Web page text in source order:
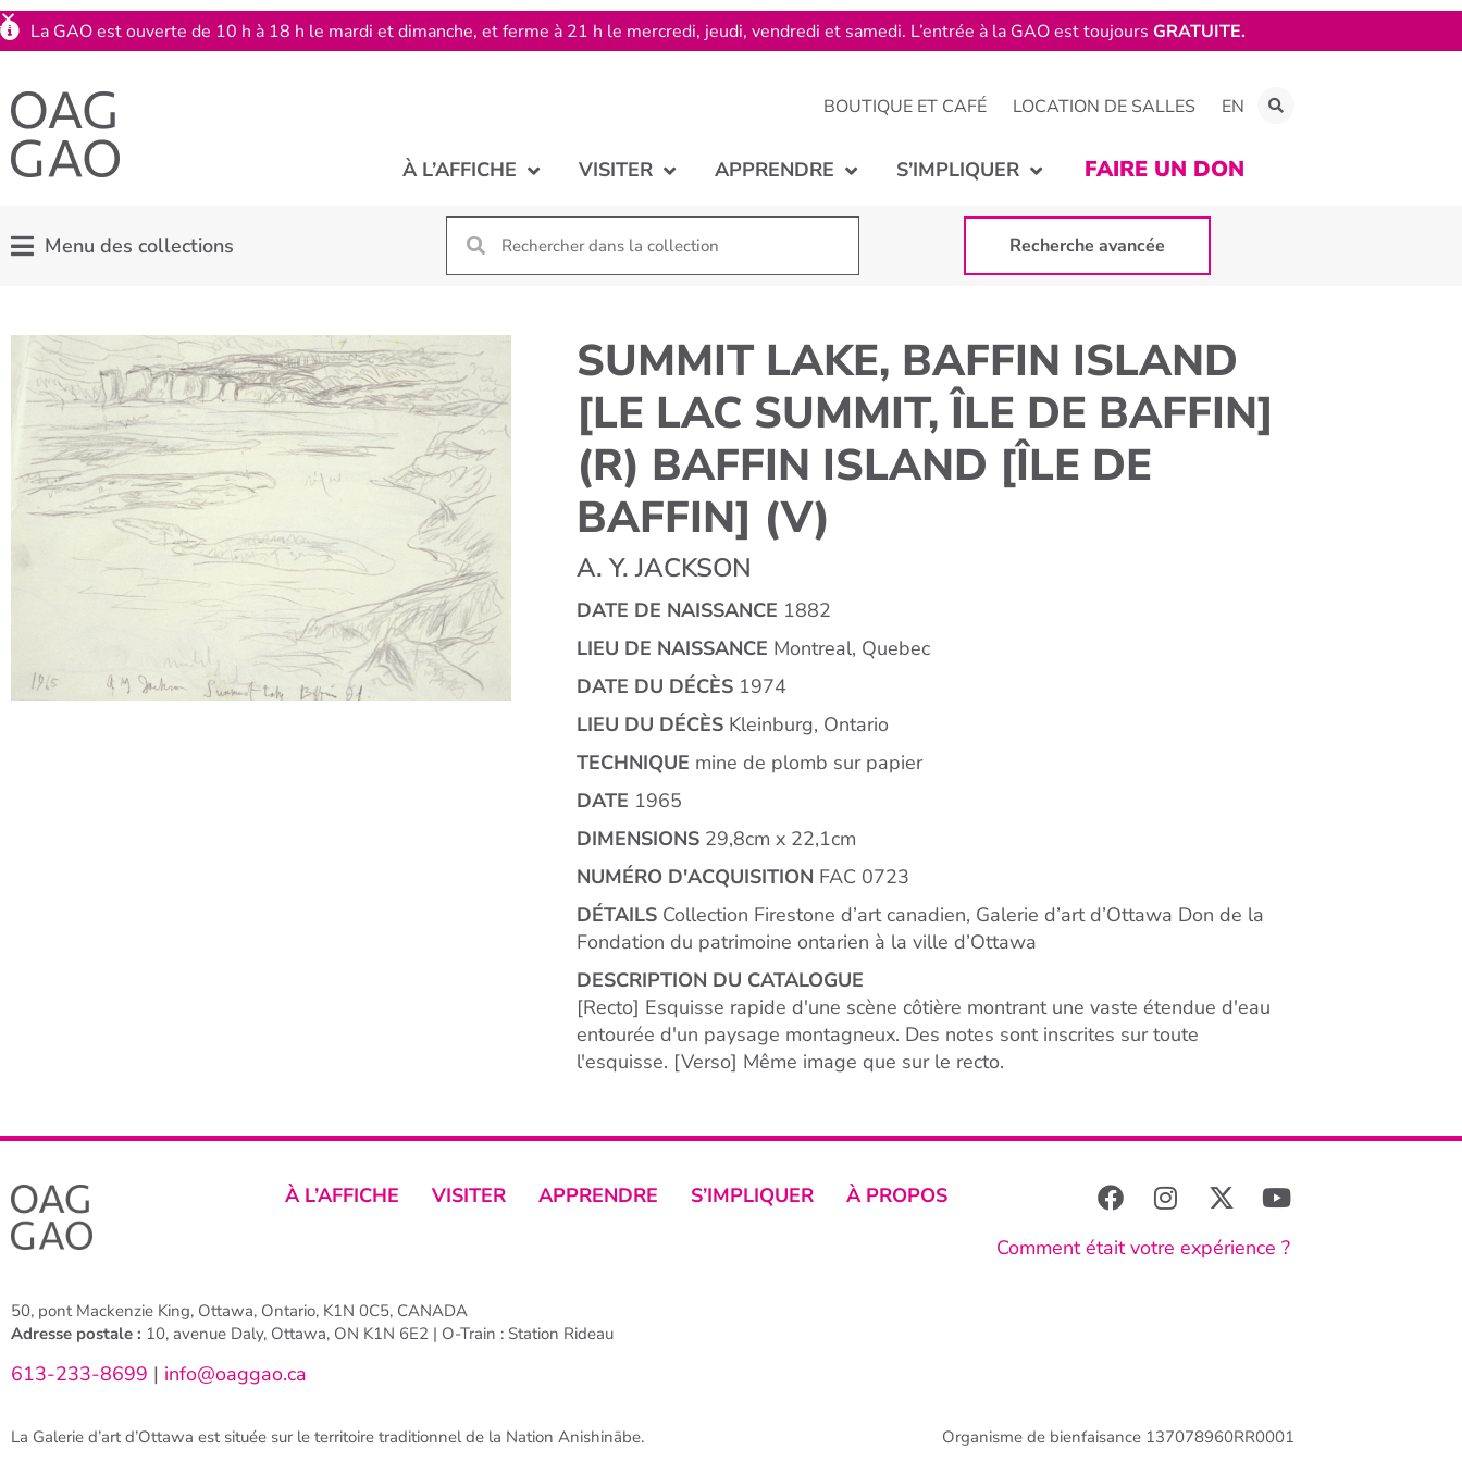
BOUTIQUE ET CAFÉ LOCATION DE SALLES EN
À L’AFFICHE VISITER APPRENDRE S’IMPLIQUER FAIRE UN DON
Menu des collections Recherche avancée
SUMMIT LAKE, BAFFIN ISLAND
[LE LAC SUMMIT, ÎLE DE BAFFIN]
(R) BAFFIN ISLAND [ÎLE DE
BAFFIN] (V)
A. Y. JACKSON
DATE DE NAISSANCE 1882
LIEU DE NAISSANCE Montreal, Quebec
DATE DU DÉCÈS 1974
LIEU DU DÉCÈS Kleinburg, Ontario
TECHNIQUE mine de plomb sur papier
DATE 1965
DIMENSIONS 29,8cm x 22,1cm
NUMÉRO D'ACQUISITION FAC 0723
DÉTAILS Collection Firestone d’art canadien, Galerie d’art d’Ottawa Don de la
Fondation du patrimoine ontarien à la ville d’Ottawa
DESCRIPTION DU CATALOGUE
[Recto] Esquisse rapide d'une scène côtière montrant une vaste étendue d'eau
entourée d'un paysage montagneux. Des notes sont inscrites sur toute
l'esquisse. [Verso] Même image que sur le recto.
À L’AFFICHE VISITER APPRENDRE S’IMPLIQUER
À PROPOS
Comment était votre expérience ?
50, pont Mackenzie King, Ottawa, Ontario, K1N 0C5, CANADA
Adresse postale : 10, avenue Daly, Ottawa, ON K1N 6E2 | O-Train : Station Rideau
613-233-8699 | info@oaggao.ca
La Galerie d’art d’Ottawa est située sur le territoire traditionnel de la Nation Anishinābe. Organisme de bienfaisance 137078960RR0001
La GAO est ouverte de 10 h à 18 h le mardi et dimanche, et ferme à 21 h le mercredi, jeudi, vendredi et samedi. L’entrée à la GAO est toujours GRATUITE.